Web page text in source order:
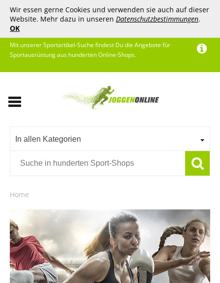
Wir essen gerne Cookies und verwenden sie auch auf dieser
Website. Mehr dazu in unseren Datenschutzbestimmungen.
OK
Mit unserer Sportartikel-Suche findest Du die Angebote für
Sportausrüstung aus hunderten Online-Shops.
In allen Kategorien
Home